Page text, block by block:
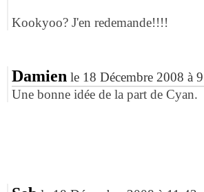
Kookyoo? J'en redemande!!!!
Damien le 18 Décembre 2008 à
Une bonne idée de la part de Cyan.